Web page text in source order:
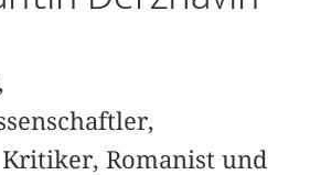
Romanist und